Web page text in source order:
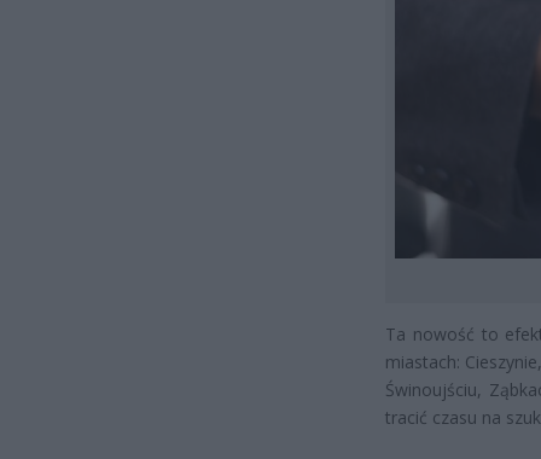
Ta nowość to
miastach:
Świnoujściu,
tracić czasu na